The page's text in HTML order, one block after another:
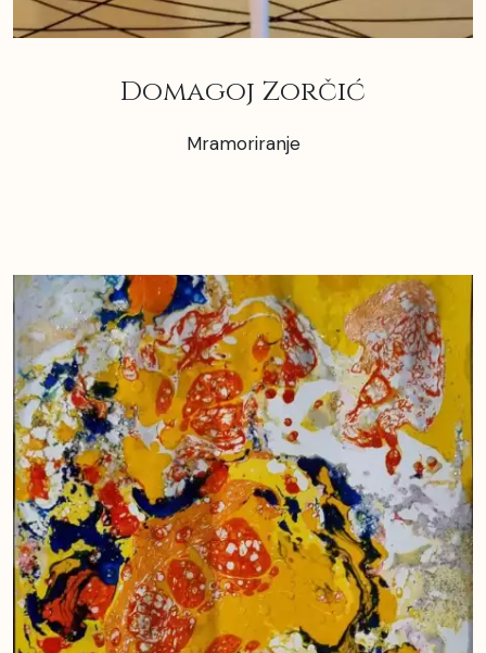
Domagoj Zorčić
Mramoriranje